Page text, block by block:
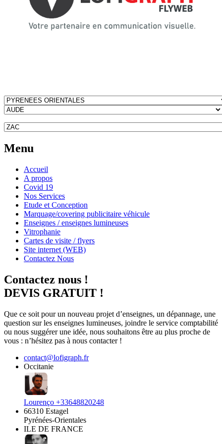
Menu
Accueil
A propos
Covid 19
Nos Services
Etude et Conception
Marquage/covering publicitaire véhicule
Enseignes / enseignes lumineuses
Vitrophanie
Cartes de visite / flyers
Site internet (WEB)
Contactez Nous
Contactez nous !
DEVIS GRATUIT !
Que ce soit pour un nouveau projet d’enseignes, un dépannage, une
question sur les enseignes lumineuses, joindre le service comptabilité
ou nous suggérer une idée, nous souhaitons être au plus proche de
vous : n’hésitez pas à nous contacter !
contact@lofigraph.fr
Occitanie
Lourenço +33648820248
66310 Estagel
Pyrénées-Orientales
ILE DE FRANCE